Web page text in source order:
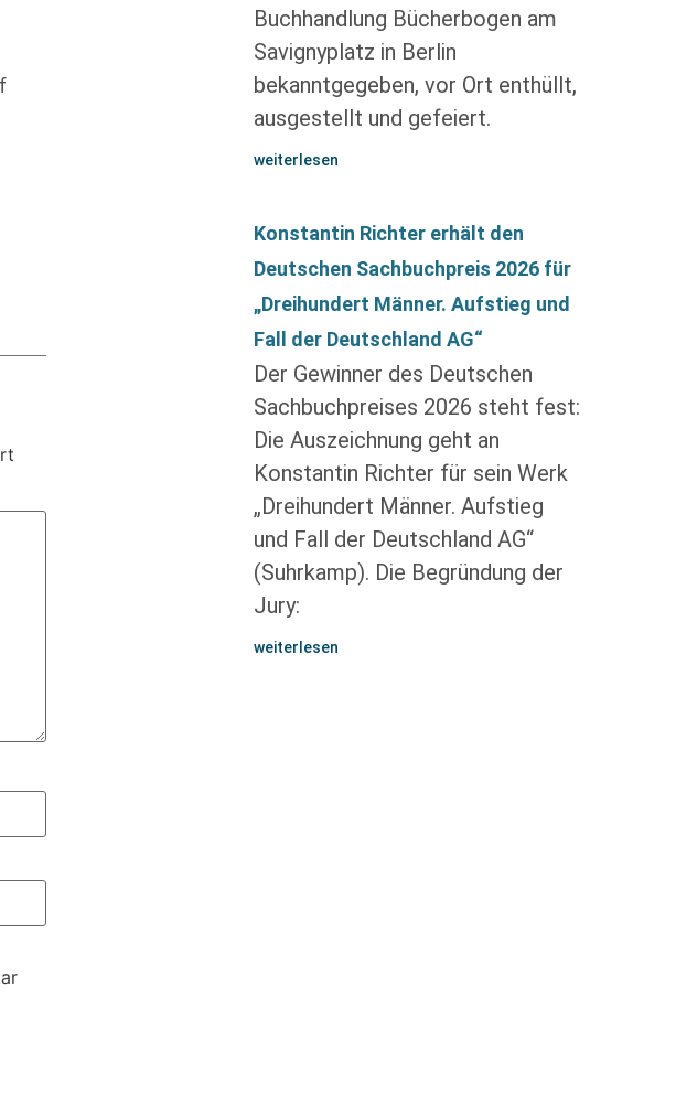
Buchhandlung Bücherbogen am
Savignyplatz in Berlin
bekanntgegeben, vor Ort enthüllt,
ausgestellt und gefeiert.
weiterlesen
Konstantin Richter erhält den
Deutschen Sachbuchpreis 2026 für
„Dreihundert Männer. Aufstieg und
Fall der Deutschland AG“
Der Gewinner des Deutschen
Sachbuchpreises 2026 steht fest:
Die Auszeichnung geht an
Konstantin Richter für sein Werk
„Dreihundert Männer. Aufstieg
und Fall der Deutschland AG“
(Suhrkamp). Die Begründung der
Jury:
weiterlesen